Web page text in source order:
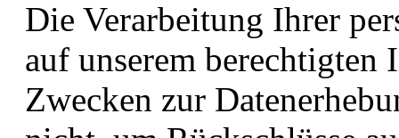
Die Verarbeitung Ihrer
auf unserem berechtigten
Zwecken zur